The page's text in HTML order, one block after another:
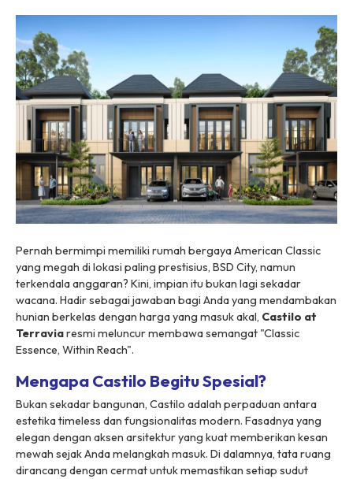
Pernah bermimpi memiliki rumah bergayaAmerican Classic
yang megah di lokasi paling prestisius, BSD City, namun
terkendala anggaran? Kini, impian itu bukan lagi sekadar
wacana. Hadir sebagai jawaban bagi Anda yang mendambakan
hunian berkelas dengan harga yang masuk akal, Castilo at
Terraviaresmi meluncur membawa semangat "Classic
Essence, Within Reach".
Mengapa Castilo Begitu Spesial?
Bukan sekadar bangunan, Castilo adalah perpaduan antara
estetikatimeless dan fungsionalitas modern. Fasadnya yang
elegan dengan aksen arsitektur yang kuat memberikan kesan
mewah sejak Anda melangkah masuk. Di dalamnya, tata ruang
dirancang dengan cermat untuk memastikan setiap sudut